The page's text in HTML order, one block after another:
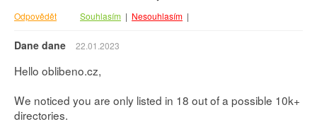
Odpovědět Souhlasím | Nesouhlasím |
Dane dane 22.01.2023
Hello oblibeno.cz,
We noticed you are only listed in 18 out of a possible 10k+
directories.